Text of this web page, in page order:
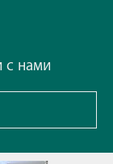
с нами